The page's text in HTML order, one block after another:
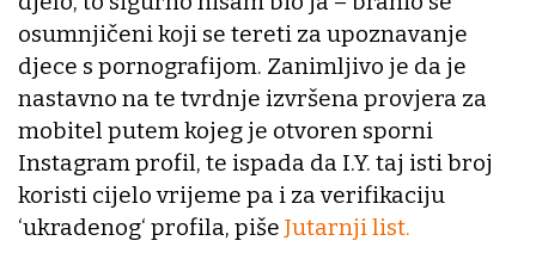
osumnjičeni koji se tereti za upoznavanje
djece s pornografijom. Zanimljivo je da je
nastavno na te tvrdnje izvršena provjera za
mobitel putem kojeg je otvoren sporni
Instagram profil, te ispada da I.Y. taj isti broj
koristi cijelo vrijeme pa i za verifikaciju
‘ukradenog‘ profila, piše Jutarnji list.